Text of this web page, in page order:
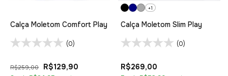
Calça Moletom Comfort Play
(0)
R$259,00 R$129,90
+1
Calça Moletom Slim Play
(0)
R$269,00